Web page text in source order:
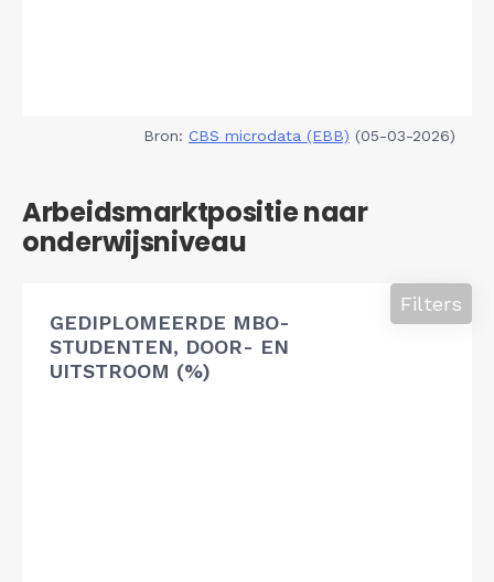
Bron: CBS microdata (EBB) (05-03-2026)
Arbeidsmarktpositie naar
onderwijsniveau
GEDIPLOMEERDE MBO-
STUDENTEN, DOOR- EN
UITSTROOM (%)
Filters